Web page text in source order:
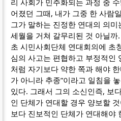
어졌던 그때, 내가 그중 한 사람
그가 말하는 진정한 연대의 의
세월을 거쳐 갈무리된 것 아닐까
초 시민사회단체 연대회의에 초
심의 사고는 편협하고 부정적인
처럼 자기보다 약한 쪽과 해야
가 아니라 추종”이라고 일침을
있다. 그래서 그의 소신인즉, 보
인 단체가 연대할 경우 양보할
보다 진보적인 단체가 연대해야